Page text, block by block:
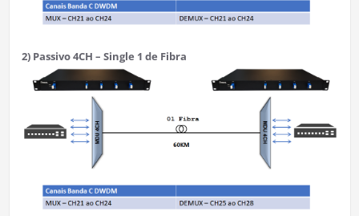
2) Passivo 4CH – Single 1 de Fibra